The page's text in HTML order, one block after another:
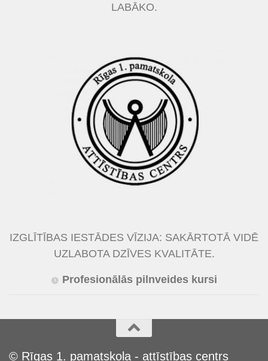
LABĀKO.
IZGLĪTĪBAS IESTĀDES VĪZIJA: SAKĀRTOTĀ VIDĒ
UZLABOTA DZĪVES KVALITĀTE.
Profesionālās pilnveides kursi
© Rīgas 1. pamatskola - attīstības centrs